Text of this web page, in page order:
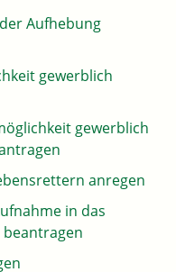
Aufhebung
gewerblich
gewerblich
anregen
in das